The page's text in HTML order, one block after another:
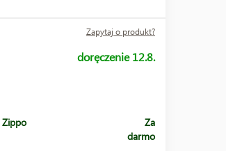
Zapytaj o produkt?
doręczenie 12.8.
Zippo
Za
darmo